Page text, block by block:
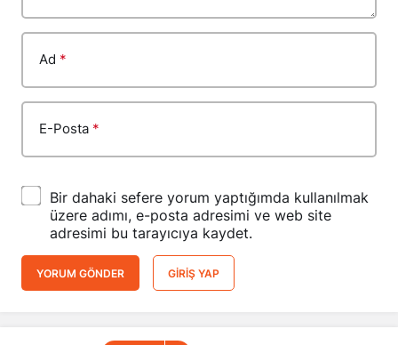
Ad *
E-Posta *
Bir dahaki sefere yorum yaptığımda kullanılmak
üzere adımı, e-posta adresimi ve web site
adresimi bu tarayıcıya kaydet.
YORUM GÖNDER GIRIŞ YAP